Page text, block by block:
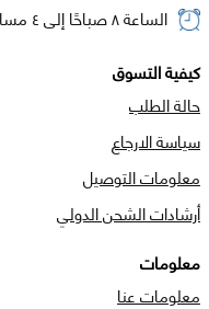
الساعة ٨ صباحًا إلى ٤ مساء من الأحد إلى الخميس
كيفية التسوق
حالة الطلب
سياسة الارجاع
معلومات التوصيل
أرشادات الشحن الدولي
معلومات
معلومات عنا